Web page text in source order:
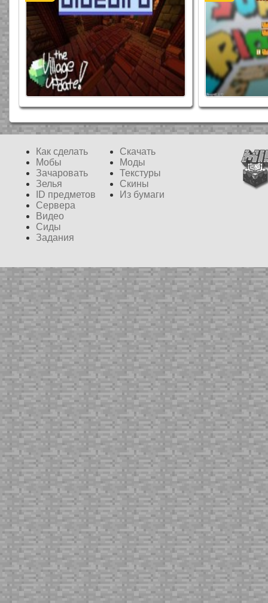
Old West
16x
Dragon Dance
Как сделать
Мобы
Зачаровать
Зелья
ID предметов
Сервера
Видео
Сиды
Задания
Скачать
Моды
Текстуры
Скины
Из бумаги